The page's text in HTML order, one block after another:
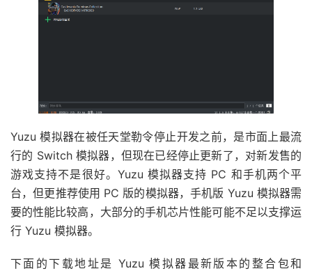
Yuzu 模拟器在被任天堂勒令停止开发之前，是市面上最流
行的 Switch 模拟器，但现在已经停止更新了，对新发售的
游戏支持不是很好。Yuzu 模拟器支持 PC 和手机两个平
台，但更推荐使用 PC 版的模拟器，手机版 Yuzu 模拟器需
要的性能比较高，大部分的手机芯片性能可能不足以支撑运
行 Yuzu 模拟器。
下面的下载地址是 Yuzu 模拟器最新版本的整合包和